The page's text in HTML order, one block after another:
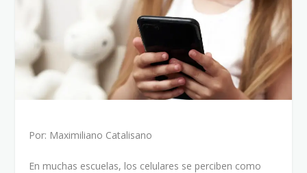
Por: Maximiliano Catalisano
En muchas escuelas, los celulares se perciben como